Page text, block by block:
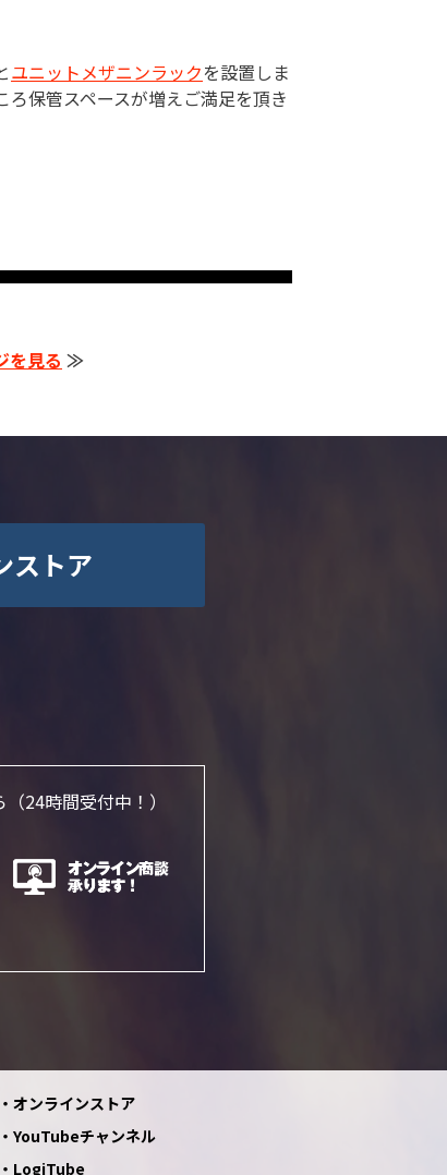
ユニットメザニンラックを設置しま
保管スペースが増えご満足を頂き
を見る ≫
ストア
（24時間受付中！）
オンラインストア
YouTubeチャンネル
LogiTube